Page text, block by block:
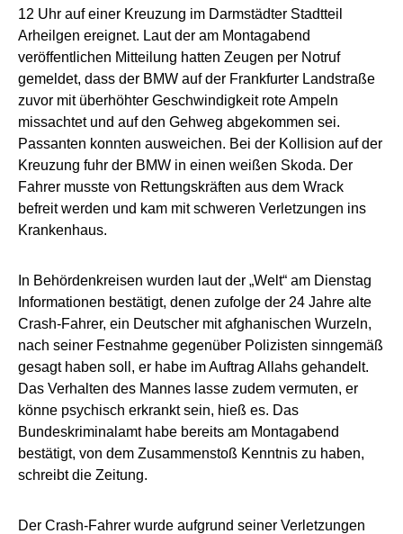
12 Uhr auf einer Kreuzung im Darmstädter Stadtteil
Arheilgen ereignet. Laut der am Montagabend
veröffentlichen Mitteilung hatten Zeugen per Notruf
gemeldet, dass der BMW auf der Frankfurter Landstraße
zuvor mit überhöhter Geschwindigkeit rote Ampeln
missachtet und auf den Gehweg abgekommen sei.
Passanten konnten ausweichen. Bei der Kollision auf der
Kreuzung fuhr der BMW in einen weißen Skoda. Der
Fahrer musste von Rettungskräften aus dem Wrack
befreit werden und kam mit schweren Verletzungen ins
Krankenhaus.
In Behördenkreisen wurden laut der „Welt“ am Dienstag
Informationen bestätigt, denen zufolge der 24 Jahre alte
Crash-Fahrer, ein Deutscher mit afghanischen Wurzeln,
nach seiner Festnahme gegenüber Polizisten sinngemäß
gesagt haben soll, er habe im Auftrag Allahs gehandelt.
Das Verhalten des Mannes lasse zudem vermuten, er
könne psychisch erkrankt sein, hieß es. Das
Bundeskriminalamt habe bereits am Montagabend
bestätigt, von dem Zusammenstoß Kenntnis zu haben,
schreibt die Zeitung.
Der Crash-Fahrer wurde aufgrund seiner Verletzungen